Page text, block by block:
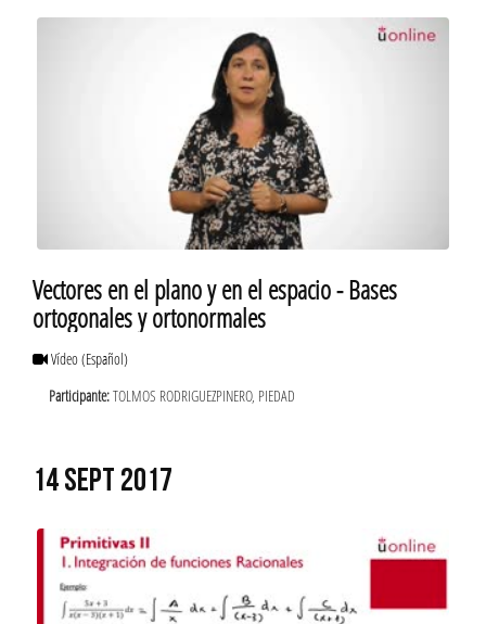
Vectores en el plano y en el espacio - Bases
ortogonales y ortonormales
Vídeo(Español)
Participante:TOLMOS RODRIGUEZPINERO, PIEDAD
14 SEPT 2017